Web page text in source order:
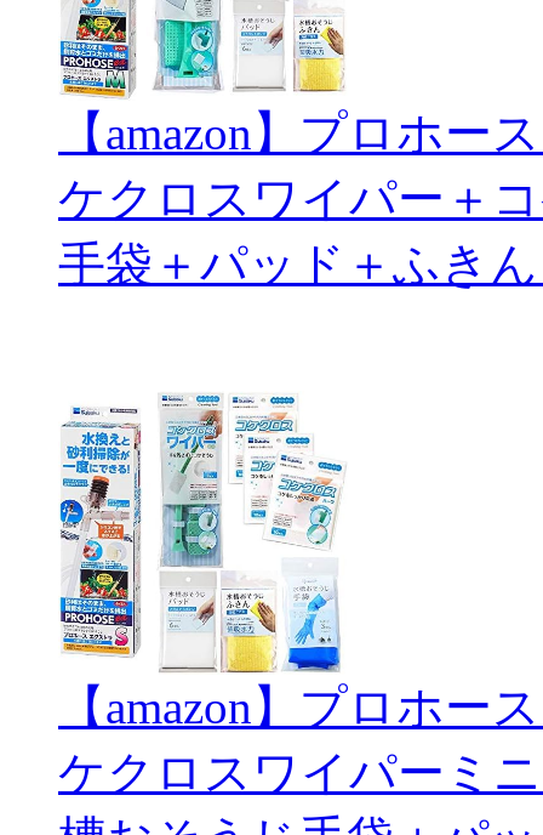
【amazon】プロホ
ケクロスワイパー＋
手袋＋パッド＋ふき
【amazon】プロホー
ケクロスワイパーミ